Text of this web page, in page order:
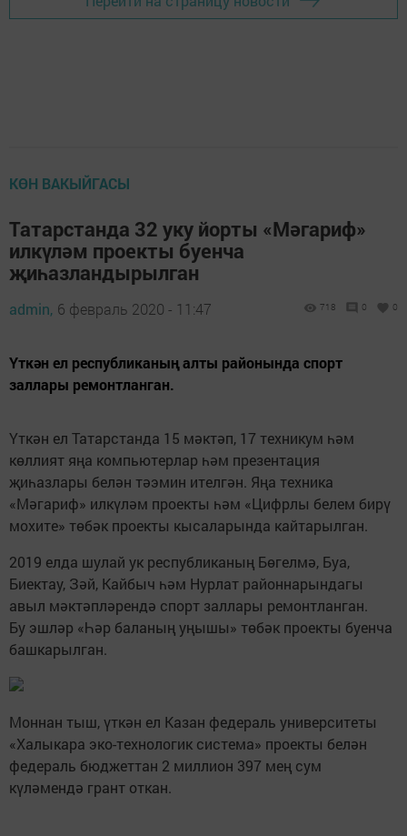
КӨН ВАКЫЙГАСЫ
Татарстанда 32 уку йорты «Мәгариф»
илкүләм проекты буенча
җиһазландырылган
admin, 6 февраль 2020 - 11:47 718 0 0
Үткән ел республиканың алты районында спорт
заллары ремонтланган.
Үткән ел Татарстанда 15 мәктәп, 17 техникум һәм
көллият яңа компьютерлар һәм презентация
җиһазлары белән тәэмин ителгән. Яңа техника
«Мәгариф» илкүләм проекты һәм «Цифрлы белем бирү
мохите» төбәк проекты кысаларында кайтарылган.
2019 елда шулай ук республиканың Бөгелмә, Буа,
Биектау, Зәй, Кайбыч һәм Нурлат районнарындагы
авыл мәктәпләрендә спорт заллары ремонтланган.
Бу эшләр «Һәр баланың уңышы» төбәк проекты буенча
башкарылган.
Моннан тыш, үткән ел Казан федераль университеты
«Халыкара эко-технологик система» проекты белән
федераль бюджеттан 2 миллион 397 мең сум
күләмендә грант откан.